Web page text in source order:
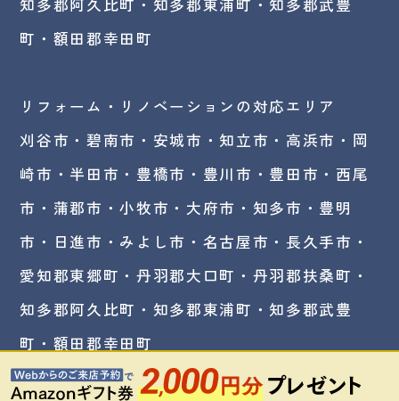
知多郡阿久比町・知多郡東浦町・知多郡武豊
町・額田郡幸田町
リフォーム・リノベーションの対応エリア
刈谷市・碧南市・ 安城市 ・知立市・高浜市・岡
崎市・半田市・豊橋市・豊川市・豊田市・西尾
市・蒲郡市・小牧市・大府市・知多市・豊明
市・日進市・みよし市・名古屋市・長久手市・
愛知郡東郷町・丹羽郡大口町・丹羽郡扶桑町・
知多郡阿久比町・知多郡東浦町・知多郡武豊
町・額田郡幸田町